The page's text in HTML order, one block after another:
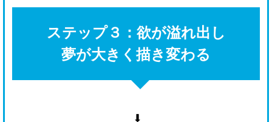
ステップ３：欲が溢れ出し
夢が大きく描き変わる
⬇